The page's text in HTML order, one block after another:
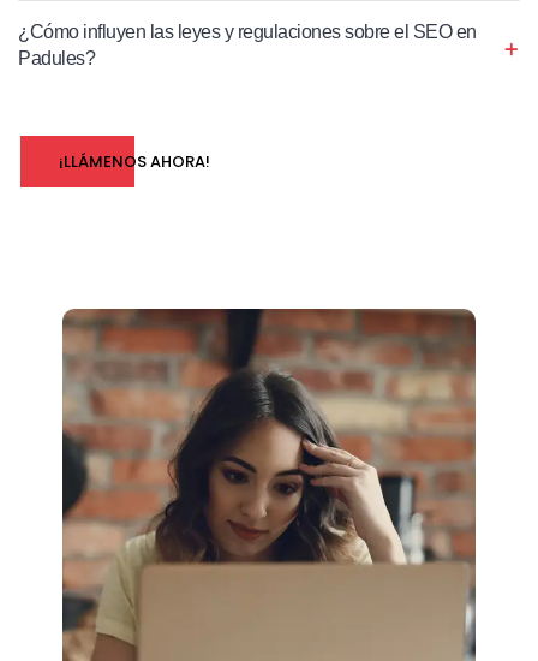
¿Cómo influyen las leyes y regulaciones sobre el SEO en
Padules?
¡LLÁMENOS AHORA!